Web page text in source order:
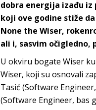
dobra energija izađu iz
koji ove godine stiže
None the Wiser,
ali i, sasvim očigledno,
U okviru bogate Wiser
Wiser, koji su osnovali
Tasić (Software
(Software Engineer, bas